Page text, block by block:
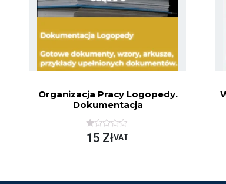
Organizacja Pracy Logopedy.
Dokumentacja
O
C
N
15 ZłVAT